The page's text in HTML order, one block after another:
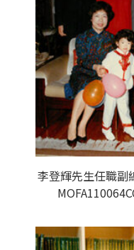
李登輝先生任職副